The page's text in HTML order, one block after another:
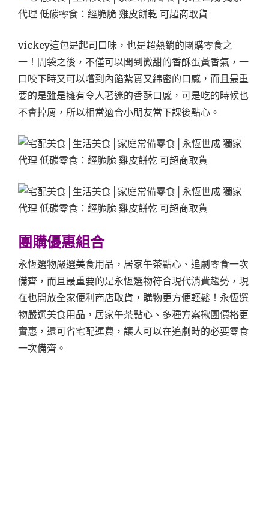
vickey這包是起司口味，也是超熱銷的團購零食之
一！開袋之後，不僅可以聞到微甜的香酥蛋黃香氣，一
口咬下時又可以嚐到內餡紮實又綿密的口感，而且最重
要的是雖是擁有令人著迷的香酥口感，可是吃的時候也
不會掉屑，所以相當適合小朋友當下課後點心。
團購優惠組合
永恆選物嚴選美食用品，居家午茶點心、追劇零食一次
備齊，而且最重要的是永恆選物符合現代消費趨勢，現
在也開放全家便利商店取貨，購物更方便輕鬆！永恆選
物嚴選美食用品，居家午茶點心、多種方案揪團價格更
實惠，還可省宅配運費，讓人可以在追劇時的必要零食
一次備齊。